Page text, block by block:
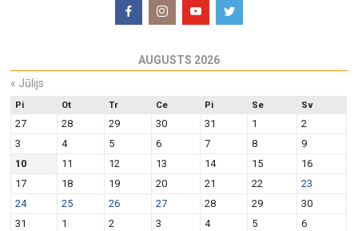
AUGUSTS 2026
« Jūlijs
Pi Ot Tr Ce Pi Se Sv
27 28 29 30 31 1
2
3
4 5 6 7 8
9
10
11 12 13 14 15
16
17
18 19 20 21 22
23
24
25 26 27 28 29
30
31
1 2 3 4 5 6